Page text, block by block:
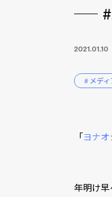
2021.01.10
# メディ
「ヨナ
年明け